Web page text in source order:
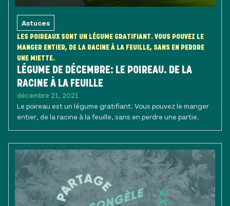
Astuces
LES POIREAUX SONT UN LÉGUME GRATIFIANT. VOUS POUVEZ LE
MANGER ENTIER, DE LA RACINE À LA FEUILLE, SANS EN PERDRE
UNE MIETTE.
LÉGUME DE DÉCEMBRE: LE POIREAU. DE LA
RACINE À LA FEUILLE
décembre 21, 2021
Le poireau est un légume gratifiant. Vous pouvez le manger
entier, de la racine à la feuille, sans en perdre une partie.